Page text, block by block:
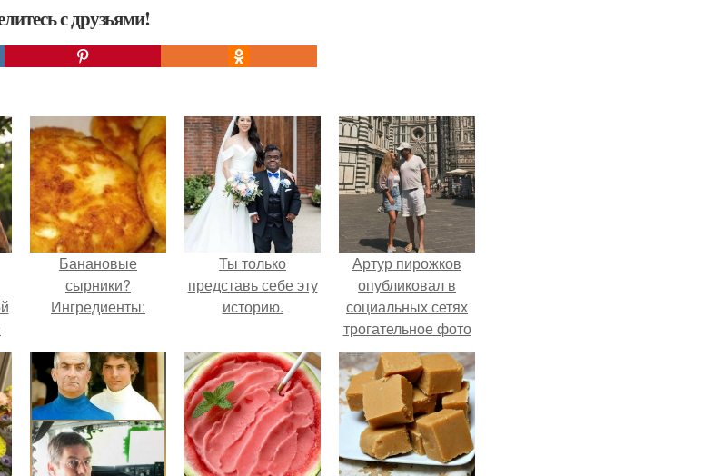
с друзьями!
Банановые
сырники?
Ингредиенты:
Ты только
представь себе эту
историю.
Артур пирожков
опубликовал в
социальных сетях
трогательное фото
с супругой
Анжеликой,
сделанное во
время их недавнего
путешествия в
Италию.